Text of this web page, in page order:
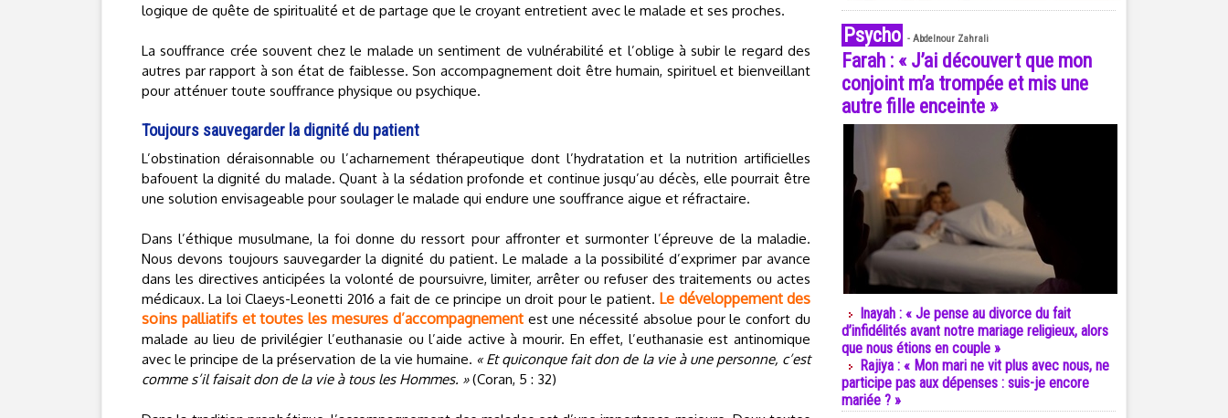
logique de quête de spiritualité et de partage que le croyant entretient avec le malade et ses proches.
La souffrance crée souvent chez le malade un sentiment de vulnérabilité et l’oblige à subir le regard des
autres par rapport à son état de faiblesse. Son accompagnement doit être humain, spirituel et bienveillant
pour atténuer toute souffrance physique ou psychique.
Toujours sauvegarder la dignité du patient
L’obstination déraisonnable ou l’acharnement thérapeutique dont l’hydratation et la nutrition artificielles
bafouent la dignité du malade. Quant à la sédation profonde et continue jusqu’au décès, elle pourrait être
une solution envisageable pour soulager le malade qui endure une souffrance aigue et réfractaire.
Dans l’éthique musulmane, la foi donne du ressort pour affronter et surmonter l’épreuve de la maladie.
Nous devons toujours sauvegarder la dignité du patient. Le malade a la possibilité d’exprimer par avance
dans les directives anticipées la volonté de poursuivre, limiter, arrêter ou refuser des traitements ou actes
médicaux. La loi Claeys-Leonetti 2016 a fait de ce principe un droit pour le patient. Le développement des
soins palliatifs et toutes les mesures d’accompagnementest une nécessité absolue pour le confort du
malade au lieu de privilégier l’euthanasie ou l’aide active à mourir. En effet, l’euthanasie est antinomique
avec le principe de la préservation de la vie humaine. « Et quiconque fait don de la vie à une personne, c’est
comme s’il faisait don de la vie à tous les Hommes. »(Coran, 5 : 32)
Psycho - Abdelnour Zahrali
Farah : « J’ai découvert que mon
conjoint m’a trompée et mis une
autre fille enceinte »
Inayah : « Je pense au divorce du fait
d’infidélités avant notre mariage religieux, alors
que nous étions en couple »
Rajiya : « Mon mari ne vit plus avec nous, ne
participe pas aux dépenses : suis-je encore
mariée ? »